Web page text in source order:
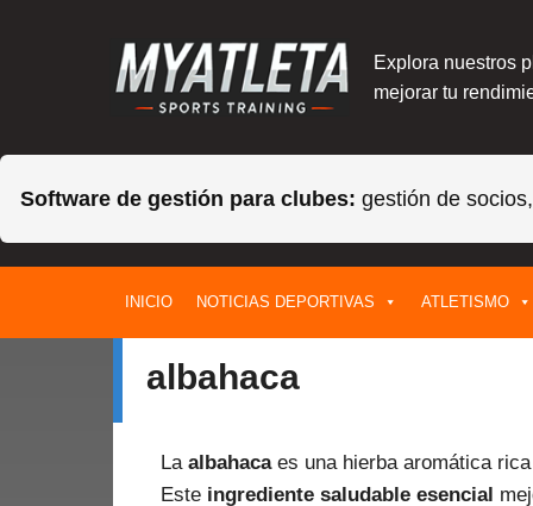
Explora nuestros
mejorar tu
Software de gestión para clubes: gestión de
contenido
INICIO NOTICIAS DEPORTIVAS ATLETISMO
albahaca
La albahacaes una hierba aromática
Este ingrediente saludable esencial